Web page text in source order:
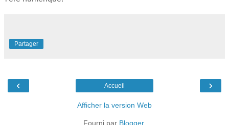
Partager
‹ ›
Accueil
Afficher la version Web
Fourni par Blogger.